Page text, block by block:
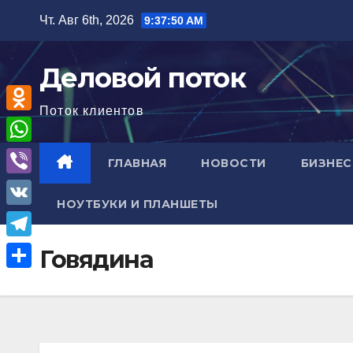
содержимому
Чт. Авг 6th, 2026 9:37:51 AM
Деловой поток
Поток клиентов
ГЛАВНАЯ НОВОСТИ
НОУТБУКИ И ПЛАНШЕТЫ
Говядина
O
d
n
o
k
l
s
W
h
a
s
V
i
b
e
V
K
T
l